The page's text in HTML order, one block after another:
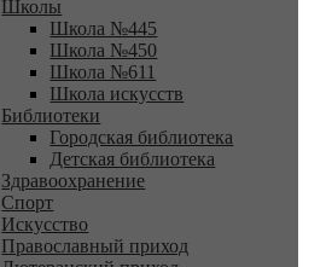
Школы
Школа №445
Школа №450
Школа №611
Школа искусств
Библиотеки
Городская библиотека
Детская библиотека
Здравоохранение
Спорт
Искусство
Православный приход